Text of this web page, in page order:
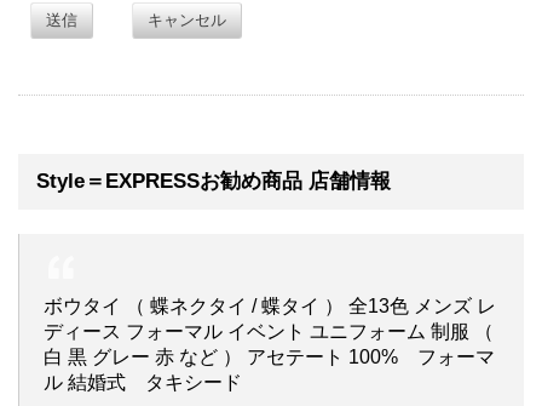
送信 キャンセル
Style＝EXPRESSお勧め商品 店舗情報
ボウタイ （ 蝶ネクタイ / 蝶タイ ） 全13色 メンズ レ
ディース フォーマル イベント ユニフォーム 制服 （
白 黒 グレー 赤 など ） アセテート 100% フォーマ
ル 結婚式 タキシード